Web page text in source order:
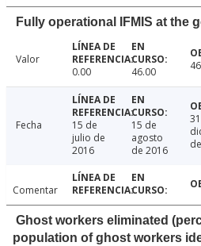
Fully operational IFMIS at the
Valor
0.00
46.00
Fecha
15 de
julio de
2016
15 de
agosto
de 2016
Comentar
Ghost workers eliminated
population of ghost workers